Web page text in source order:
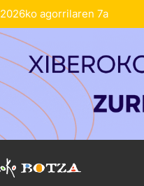
2026ko agorrilaren 7a